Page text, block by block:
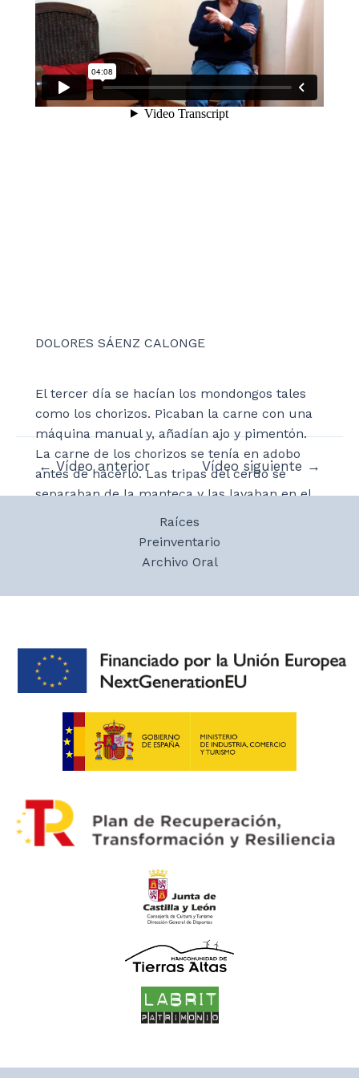
DOLORES SÁENZ CALONGE
El tercer día se hacían los mondongos tales
como los chorizos. Picaban la carne con una
máquina manual y, añadían ajo y pimentón.
La carne de los chorizos se tenía en adobo
antes de hacerlo. Las tripas del cerdo se
separaban de la manteca y las lavaban en el
rio. Explica que las morcillas se cosían para
meter la carne dentro de las tripas, pero los
chorizos los ataban en las puntas. El cuarto
chistorra. Muchas veces usaban la vejiga para
embutido que hacían según la calidad de la
carne.
Navegación
←Vídeo anterior Vídeo siguiente →
Raíces
Preinventario
Archivo Oral